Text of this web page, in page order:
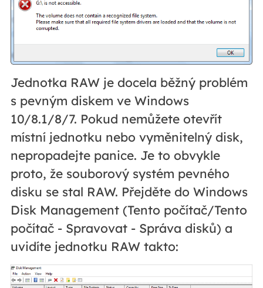
Jednotka RAW je docela běžný problém
s pevným diskem ve Windows
10/8.1/8/7. Pokud nemůžete otevřít
místní jednotku nebo vyměnitelný disk,
nepropadejte panice. Je to obvykle
proto, že souborový systém pevného
disku se stal RAW. Přejděte do Windows
Disk Management (Tento počítač/Tento
počítač - Spravovat - Správa disků) a
uvidíte jednotku RAW takto: